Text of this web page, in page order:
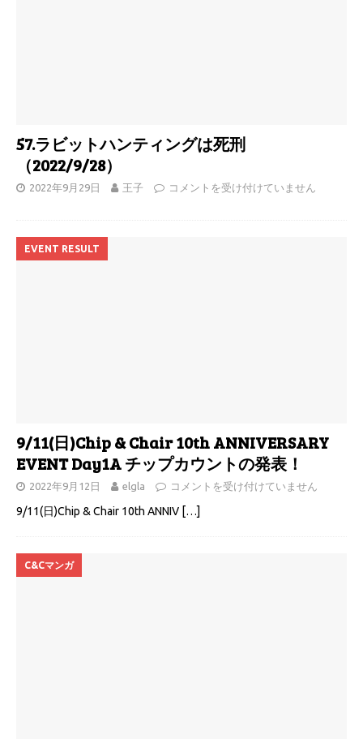
57.ラビットハンティングは死刑
（2022/9/28）
2022年9月29日 王子 コメントを受け付けていません
EVENT RESULT
9/11(日)Chip & Chair 10th ANNIVERSARY
EVENT Day1A チップカウントの発表！
2022年9月12日 elgla コメントを受け付けていません
9/11(日)Chip & Chair 10th ANNIV […]
C&Cマンガ